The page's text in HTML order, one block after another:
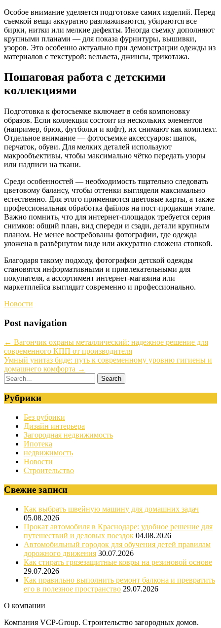
Особое внимание уделяется подготовке самих изделий. Перед
съемкой вещи аккуратно разглаживаются, убираются все
бирки, нитки или мелкие дефекты. Иногда съемку дополняют
крупными планами — для показа фурнитуры, вышивки,
узоров. Это особенно актуально при демонстрации одежды из
материалов с текстурой: вельвета, джинсы, трикотажа.
Пошаговая работа с детскими
коллекциями
Подготовка к фотосъемке включает в себя компоновку
образов. Если коллекция состоит из нескольких элементов
(например, брюк, футболки и кофт), их снимают как комплект.
Отдельное внимание — фотосъемке аксессуаров: шапок,
перчаток, обуви. Для мелких деталей используют
макрообъективы, чтобы максимально чётко передать узоры
или надписи на ткани.
Среди особенностей — необходимость тщательно следовать
цветовому балансу, чтобы оттенки выглядели максимально
естественно. Для этого применяются цветовые карты, а также
профессиональная обработка файлов на пост-продакшн этапе.
Важно помнить, что для интернет-площадок требуется серия
снимков: общий план, вид спереди и сзади, детали крупным
планом. Не менее востребованы фотографии, где одежда
уложена в развёрнутом виде или аккуратно сложена стопкой.
Благодаря такому подходу, фотографии детской одежды
становятся информативными и привлекательными для
покупателя, а ассортимент интернет-магазина или
маркетплейса выглядит современно и профессионально.
Новости
Post navigation
← Вагончик охраны металлический: надежное решение для
современного КПП от производителя
Умный унитаз биде: путь к современному уровню гигиены и
домашнего комфорта →
Рубрики
Без рубрики
Дизайн интерьера
Загородная недвижимость
Ипотека
недвижимость
Новости
Строительство
Свежие записи
Как выбрать швейную машину для домашних задач
05.08.2026
Прокат автомобиля в Краснодаре: удобное решение для
путешествий и деловых поездок 04.08.2026
Автомобильный городок для обучения детей правилам
дорожного движения 30.07.2026
Как стирать грязезащитные ковры на резиновой основе
29.07.2026
Как правильно выполнить ремонт балкона и превратить
его в полезное пространство 29.07.2026
О компании
Компания VCP-Group. Строительство загородных домов.